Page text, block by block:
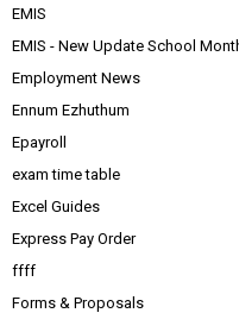
EMIS
EMIS - New Update School
Employment News
Ennum Ezhuthum
Epayroll
exam time table
Excel Guides
Express Pay Order
ffff
Forms & Proposals